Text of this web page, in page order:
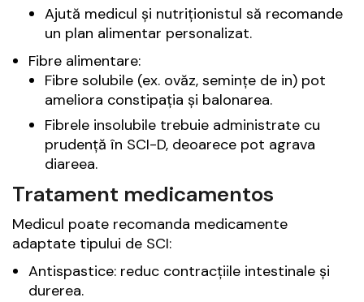
Ajută medicul și nutriționistul să recomande
un plan alimentar personalizat.
Fibre alimentare:
Fibre solubile (ex. ovăz, semințe de in) pot
ameliora constipația și balonarea.
Fibrele insolubile trebuie administrate cu
prudență în SCI-D, deoarece pot agrava
diareea.
Tratament medicamentos
Medicul poate recomanda medicamente
adaptate tipului de SCI:
Antispastice: reduc contracțiile intestinale și
durerea.